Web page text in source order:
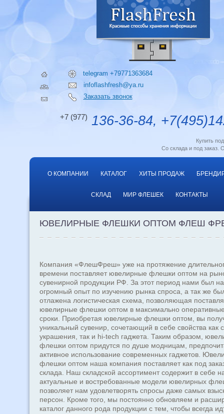
telegram +79771363684
infoflashfresh@ya.ru
Заказать звонок
+7 (977) 136-36-84,
Купить
Со склада и под заказ.
О КОМПАНИИ КАТАЛОГ ХИТЫ ПРОДАЖ
СКЛАД МИР ФЛЕШЕК КОНТАКТЫ
ЮВЕЛИРНЫЕ ФЛЕШКИ ОПТОМ ФЛЕШ
Компания «ФлешФреш» уже на протяжение
времени поставляет ювелирные флешки оптом на
сувенирной продукции РФ. За этот период нами был
огромный опыт по изучению рынка спроса, а так же
отлажена логистическая схема, позволяющая
ювелирные флешки оптом в максимально
сроки. Приобретая ювелирные флешки оптом, вы
уникальный сувенир, сочетающий в себе свойства как
украшения, так и hi-tech гаджета. Таким образом,
флешки оптом придутся по душе модницам,
активное использование современных гаджетов.
флешки оптом наша компания поставляет как под
склада. Наш складской ассортимент содержит в себе
актуальные и востребованные модели ювелирных
позволяет нам удовлетворять спросы даже самых
персон. Кроме того, мы постоянно обновляем и
каталог данного рода продукции с тем, чтобы всегда